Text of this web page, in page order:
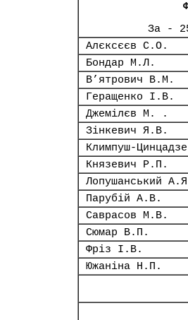
За -
Алєксєєв С.О.
Бондар М.Л.
В’ятрович В.М.
Геращенко І.В.
Джемілєв М. .
Зінкевич Я.В.
Климпуш-
Князевич Р.П.
Лопушанський
Парубій А.В.
Саврасов М.В.
Сюмар В.П.
Фріз І.В.
Южаніна Н.П.